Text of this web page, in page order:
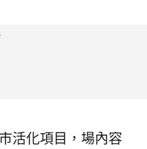
活化項目，場內容